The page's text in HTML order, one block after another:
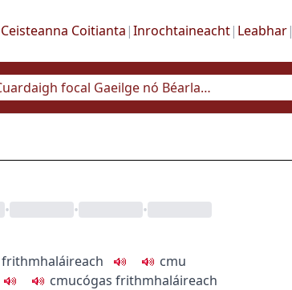
Ceisteanna Coitianta |Inrochtaineacht| Leabhar|
• •
•
frithmhaláireach cmu
cmucógas frithmhaláireach